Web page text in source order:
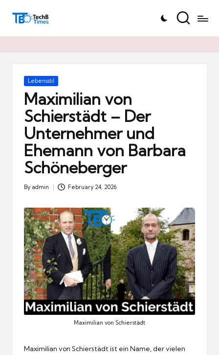
T
h
Posted
Lebensstil
Maximilian von
Schierstädt – Der
Unternehmer und
Ehemann von Barbara
Schöneberger
Posted
By admin February 24, 2026
Maximilian von Schierstädt
Maximilian von Schierstädt ist ein Name, der vielen